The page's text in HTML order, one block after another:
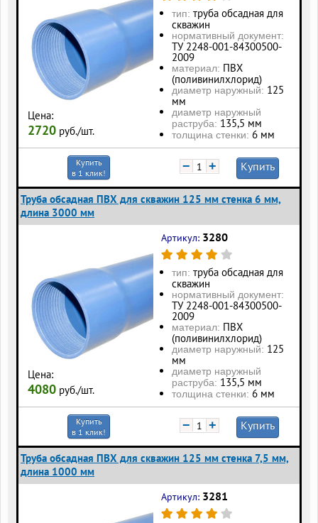
Цена:
2720 руб./шт.
тип: труба обсадная для
скважин
нормативный документ:
ТУ 2248-001-84300500-
2009
материал: ПВХ
(поливинилхлорид)
диаметр наружный: 125
мм
диаметр наружный
раструба: 135,5 мм
толщина стенки: 6 мм
Купить
в 1 клик!
− + Купить
Труба обсадная ПВХ для скважин 125 мм стенка 6 мм,
длина 3000 мм
Цена:
4080 руб./шт.
Артикул: 3280
тип: труба обсадная для
скважин
нормативный документ:
ТУ 2248-001-84300500-
2009
материал: ПВХ
(поливинилхлорид)
диаметр наружный: 125
мм
диаметр наружный
раструба: 135,5 мм
толщина стенки: 6 мм
Купить
в 1 клик!
− + Купить
Труба обсадная ПВХ для скважин 125 мм стенка 7,5 мм,
длина 1000 мм
Артикул: 3281